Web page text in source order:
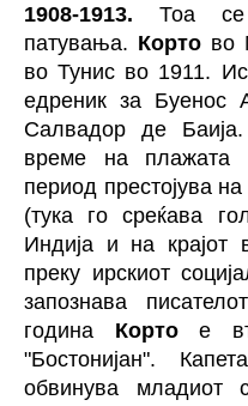
1908-1913. Тоа се
патувања. Корто во
во Тунис во 1911.
едреник за Буенос
Салвадор де
време на плажата
период престојува
(тука го среќава
Индија и на
преку ирскиот
запознава
година Кортое
"Бостонијан".
обвинува младиот